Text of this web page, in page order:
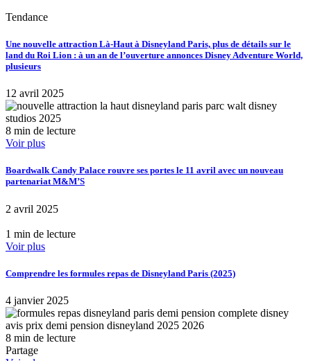
Tendance
Une nouvelle attraction Là-Haut à Disneyland Paris, plus de détails sur le
land du Roi Lion : à un an de l’ouverture annonces Disney Adventure World,
plusieurs
12 avril 2025
8 min de lecture
Voir plus
Boardwalk Candy Palace rouvre ses portes le 11 avril avec un nouveau
partenariat M&M’S
2 avril 2025
1 min de lecture
Voir plus
Comprendre les formules repas de Disneyland Paris (2025)
4 janvier 2025
8 min de lecture
Partage